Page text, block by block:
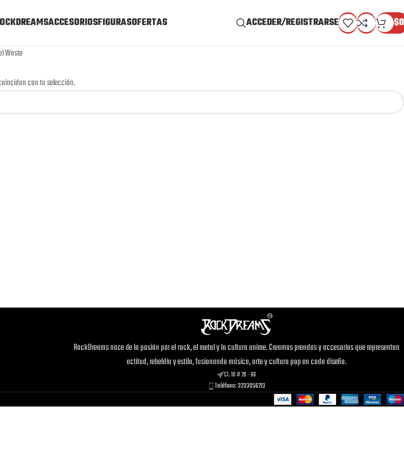
ACCESORIOSFIGURASOFERTAS ACCEDER/REGISTRARSE $0
Waste
con tu selección.
RockDreams nace de la pasión por el rock, el metal y la cultura anime. Creamos prendas y accesorios que representan
actitud, rebeldía y estilo, fusionando música, arte y cultura pop en cada diseño.
Cl. 10 # 26 - 66
Teléfono: 3233056213